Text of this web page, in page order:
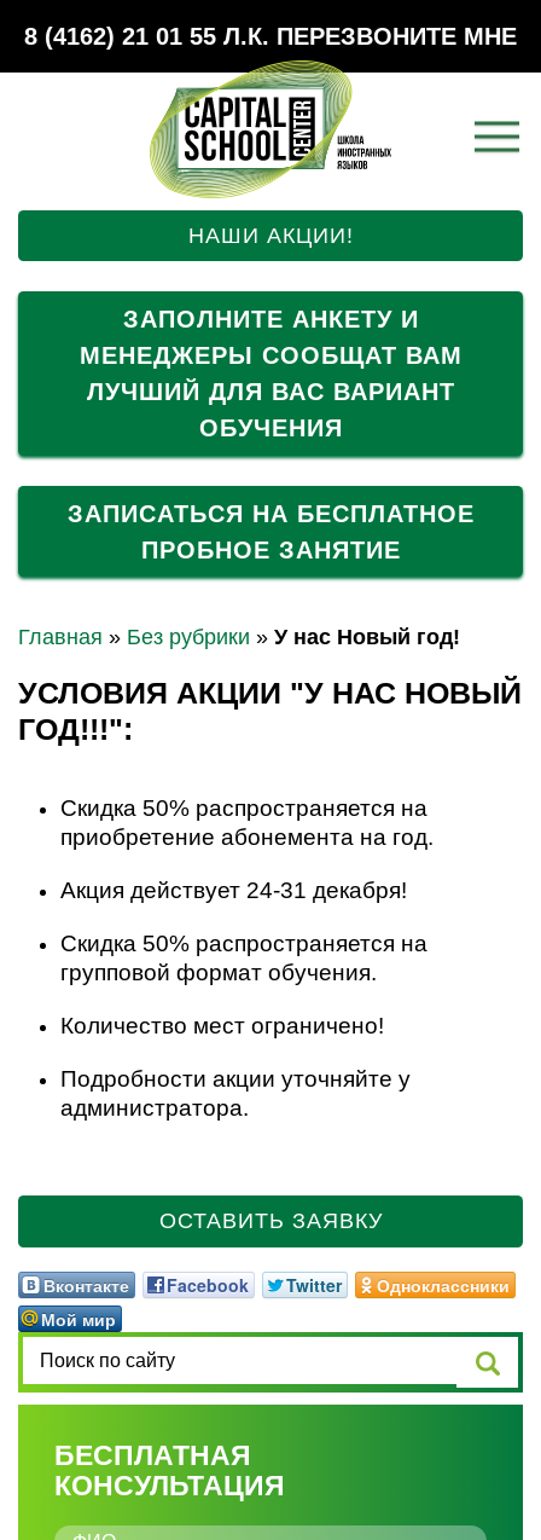
8 (4162) 21 01 55 Л.К. ПЕРЕЗВОНИТЕ МНЕ
НАШИ АКЦИИ!
ЗАПОЛНИТЕ АНКЕТУ И
МЕНЕДЖЕРЫ СООБЩАТ ВАМ
ЛУЧШИЙ ДЛЯ ВАС ВАРИАНТ
ОБУЧЕНИЯ
ЗАПИСАТЬСЯ НА БЕСПЛАТНОЕ
ПРОБНОЕ ЗАНЯТИЕ
Главная » Без рубрики » У нас Новый год!
УСЛОВИЯ АКЦИИ "У НАС НОВЫЙ
ГОД!!!":
Скидка 50% распространяется на
приобретение абонемента на год.
Акция действует 24-31 декабря!
Скидка 50% распространяется на
групповой формат обучения.
Количество мест ограничено!
Подробности акции уточняйте у
администратора.
ОСТАВИТЬ ЗАЯВКУ
Вконтакте Facebook Twitter
Одноклассники
Мой мир
БЕСПЛАТНАЯ
КОНСУЛЬТАЦИЯ